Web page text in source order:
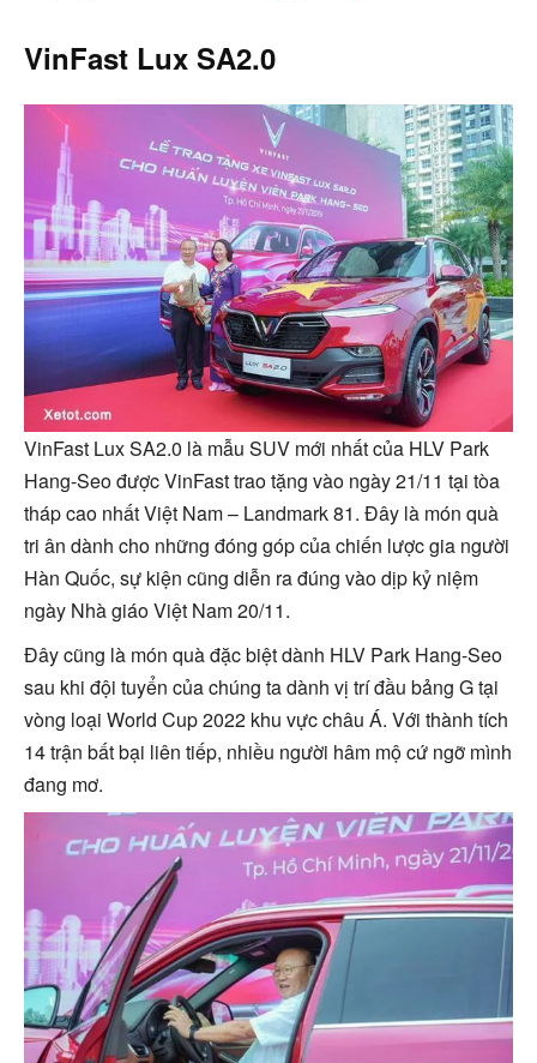
VinFast Lux SA2.0
VinFast Lux SA2.0 là mẫu SUV mới nhất của HLV Park
Hang-Seo được VinFast trao tặng vào ngày 21/11 tại tòa
tháp cao nhất Việt Nam – Landmark 81. Đây là món quà
tri ân dành cho những đóng góp của chiến lược gia người
Hàn Quốc, sự kiện cũng diễn ra đúng vào dịp kỷ niệm
ngày Nhà giáo Việt Nam 20/11.
Đây cũng là món quà đặc biệt dành HLV Park Hang-Seo
sau khi đội tuyển của chúng ta dành vị trí đầu bảng G tại
vòng loại World Cup 2022 khu vực châu Á. Với thành tích
14 trận bất bại liên tiếp, nhiều người hâm mộ cứ ngỡ mình
đang mơ.